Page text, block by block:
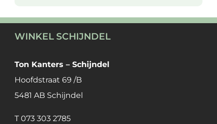
WINKEL SCHIJNDEL
Ton Kanters – Schijndel
Hoofdstraat 69 /B
5481 AB Schijndel
T 073 303 2785